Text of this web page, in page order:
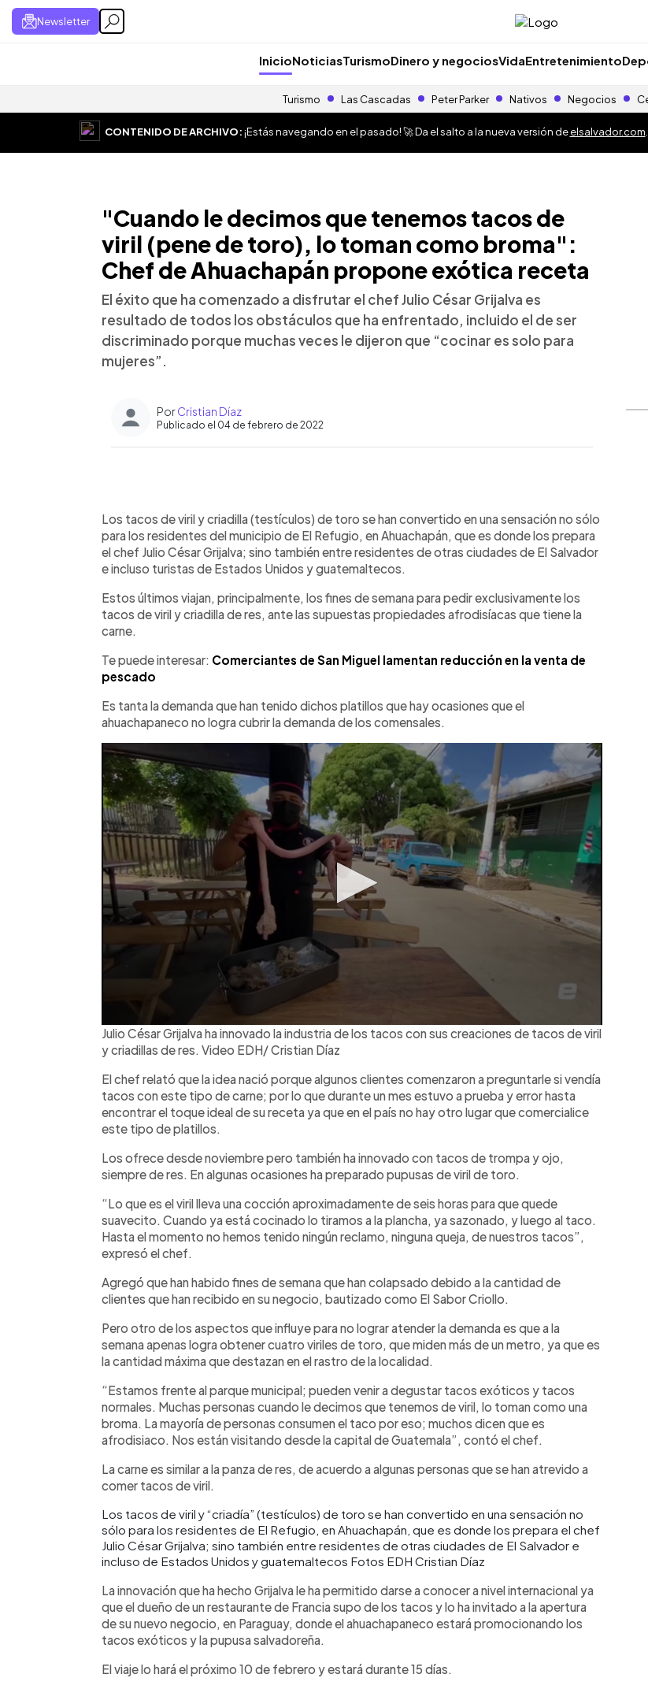
Newsletter
InicioNoticiasTurismoDinero y negociosVidaEntretenimiento
Turismo Las Cascadas Peter Parker Nativos Negocios
CONTENIDO DE ARCHIVO:¡Estás navegando en el pasado! 🚀 Da el salto a la nueva versión deelsalvador.com
"Cuando le decimos que tenemos tacos de
viril (pene de toro), lo toman como broma":
Chef de Ahuachapán propone exótica receta
El éxito que ha comenzado a disfrutar el chef Julio César Grijalva es
resultado de todos los obstáculos que ha enfrentado, incluido el de ser
discriminado porque muchas veces le dijeron que “cocinar es solo para
mujeres”.
PorCristian Díaz
Publicado el 04 de febrero de 2022
Escuchar artículo
Los tacos de viril y criadilla (testículos) de toro se han convertido en una sensación no sólo
para los residentes del municipio de El Refugio, en Ahuachapán, que es donde los prepara
el chef Julio César Grijalva; sino también entre residentes de otras ciudades de El Salvador
e incluso turistas de Estados Unidos y guatemaltecos.
Estos últimos viajan, principalmente, los fines de semana para pedir exclusivamente los
tacos de viril y criadilla de res, ante las supuestas propiedades afrodisíacas que tiene la
carne.
Te puede interesar: Comerciantes de San Miguel lamentan reducción en la venta de
pescado
Es tanta la demanda que han tenido dichos platillos que hay ocasiones que el
ahuachapaneco no logra cubrir la demanda de los comensales.
Julio César Grijalva ha innovado la industria de los tacos con sus creaciones de tacos de viril
y criadillas de res. Video EDH/ Cristian Díaz
El chef relató que la idea nació porque algunos clientes comenzaron a preguntarle si vendía
tacos con este tipo de carne; por lo que durante un mes estuvo a prueba y error hasta
encontrar el toque ideal de su receta ya que en el país no hay otro lugar que comercialice
este tipo de platillos.
Los ofrece desde noviembre pero también ha innovado con tacos de trompa y ojo,
siempre de res. En algunas ocasiones ha preparado pupusas de viril de toro.
“Lo que es el viril lleva una cocción aproximadamente de seis horas para que quede
suavecito. Cuando ya está cocinado lo tiramos a la plancha, ya sazonado, y luego al taco.
Hasta el momento no hemos tenido ningún reclamo, ninguna queja, de nuestros tacos”,
expresó el chef.
Agregó que han habido fines de semana que han colapsado debido a la cantidad de
clientes que han recibido en su negocio, bautizado como El Sabor Criollo.
Pero otro de los aspectos que influye para no lograr atender la demanda es que a la
semana apenas logra obtener cuatro viriles de toro, que miden más de un metro, ya que es
la cantidad máxima que destazan en el rastro de la localidad.
“Estamos frente al parque municipal; pueden venir a degustar tacos exóticos y tacos
normales. Muchas personas cuando le decimos que tenemos de viril, lo toman como una
broma. La mayoría de personas consumen el taco por eso; muchos dicen que es
afrodisiaco. Nos están visitando desde la capital de Guatemala”, contó el chef.
La carne es similar a la panza de res, de acuerdo a algunas personas que se han atrevido a
comer tacos de viril.
Los tacos de viril y “criadía” (testículos) de toro se han convertido en una sensación no
sólo para los residentes de El Refugio, en Ahuachapán, que es donde los prepara el chef
Julio César Grijalva; sino también entre residentes de otras ciudades de El Salvador e
incluso de Estados Unidos y guatemaltecos Fotos EDH Cristian Díaz
La innovación que ha hecho Grijalva le ha permitido darse a conocer a nivel internacional ya
que el dueño de un restaurante de Francia supo de los tacos y lo ha invitado a la apertura
de su nuevo negocio, en Paraguay, donde el ahuachapaneco estará promocionando los
tacos exóticos y la pupusa salvadoreña.
El viaje lo hará el próximo 10 de febrero y estará durante 15 días.